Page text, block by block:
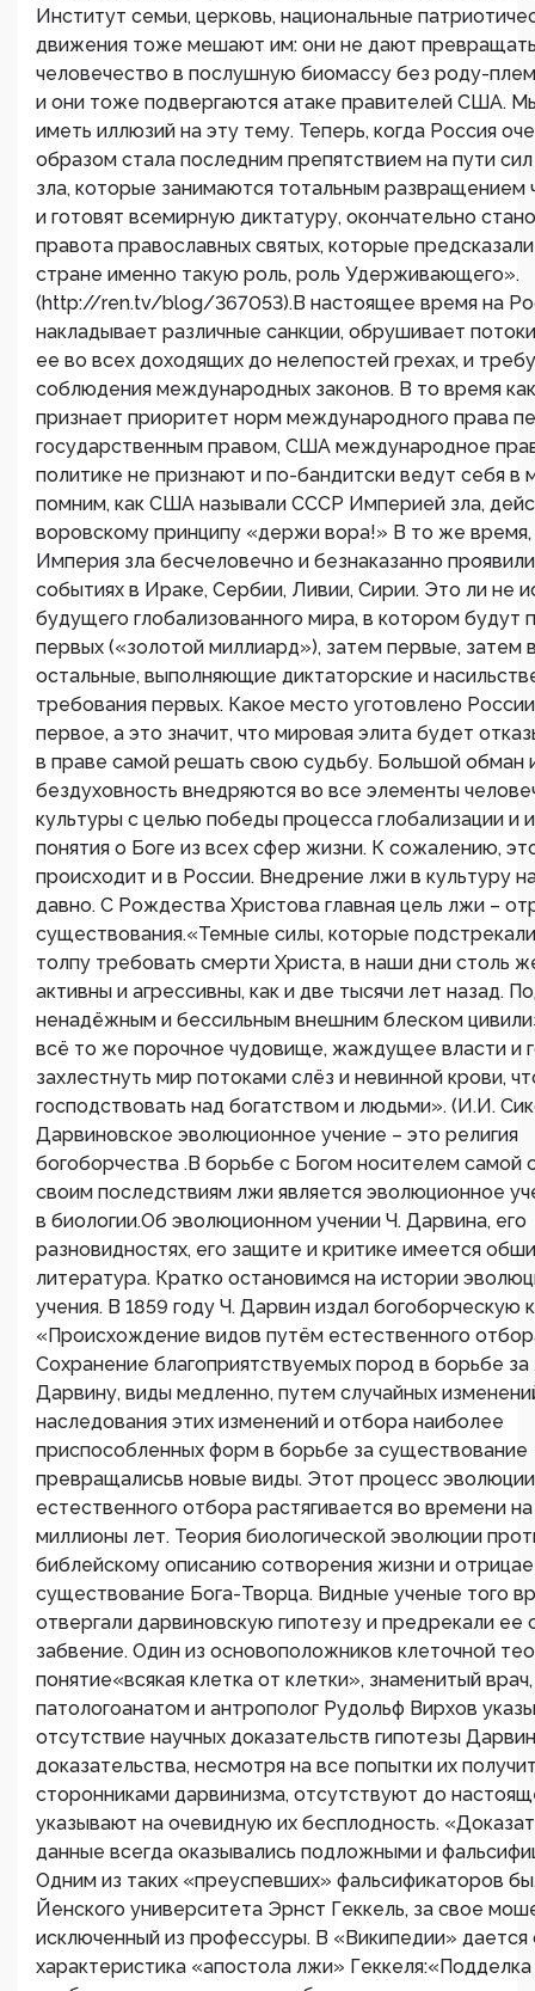
Институт семьи, церковь, национальные
движения тоже мешают им: они не дают
человечество в послушную биомассу без роду-
и они тоже подвергаются атаке правителей США.
иметь иллюзий на эту тему. Теперь, когда Россия
образом стала последним препятствием на пути сил
зла, которые занимаются тотальным развращением
и готовят всемирную диктатуру, окончательно
правота православных святых, которые
стране именно такую роль, роль Удерживающего».
(http://ren.tv/blog/367053).В настоящее время на
накладывает различные санкции, обрушивает
ее во всех доходящих до нелепостей грехах, и
соблюдения международных законов. В то время
признает приоритет норм международного права
государственным правом, США международное
политике не признают и по-бандитски ведут себя в
помним, как США называли СССР Империей зла,
воровскому принципу «держи вора!» В то же
Империя зла бесчеловечно и безнаказанно
событиях в Ираке, Сербии, Ливии, Сирии. Это ли не
будущего глобализованного мира, в котором будут
первых («золотой миллиард»), затем первые, затем
остальные, выполняющие диктаторские и
требования первых. Какое место уготовлено
первое, а это значит, что мировая элита будет
в праве самой решать свою судьбу. Большой обман
бездуховность внедряются во все элементы
культуры с целью победы процесса глобализации и
понятия о Боге из всех сфер жизни. К сожалению,
происходит и в России. Внедрение лжи в культуру
давно. С Рождества Христова главная цель лжи –
существования.«Темные силы, которые
толпу требовать смерти Христа, в наши дни столь
активны и агрессивны, как и две тысячи лет назад.
ненадёжным и бессильным внешним блеском
всё то же порочное чудовище, жаждущее власти и
захлестнуть мир потоками слёз и невинной крови,
господствовать над богатством и людьми». (И.И.
Дарвиновское эволюционное учение – это религия
богоборчества .В борьбе с Богом носителем самой
своим последствиям лжи является эволюционное
в биологии.Об эволюционном учении Ч. Дарвина, его
разновидностях, его защите и критике имеется
литература. Кратко остановимся на истории
учения. В 1859 году Ч. Дарвин издал богоборческую
«Происхождение видов путём естественного
Сохранение благоприятствуемых пород в борьбе
Дарвину, виды медленно, путем случайных
наследования этих изменений и отбора наиболее
приспособленных форм в борьбе за существование
превращалисьв новые виды. Этот процесс
естественного отбора растягивается во времени
миллионы лет. Теория биологической эволюции
библейскому описанию сотворения жизни и
существование Бога-Творца. Видные ученые того
отвергали дарвиновскую гипотезу и предрекали ее
забвение. Один из основоположников клеточной
понятие«всякая клетка от клетки», знаменитый врач,
патологоанатом и антрополог Рудольф Вирхов
отсутствие научных доказательств гипотезы
доказательства, несмотря на все попытки их
сторонниками дарвинизма, отсутствуют до
указывают на очевидную их бесплодность.
данные всегда оказывались подложными и
Одним из таких «преуспевших» фальсификаторов
Йенского университета Эрнст Геккель, за свое
исключенный из профессуры. В «Википедии»
характеристика «апостола лжи» Геккеля:«Подделка